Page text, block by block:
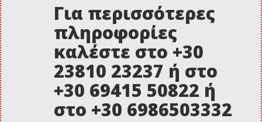
Για περισσότερες
πληροφορίες
καλέστε στο +30
23810 23237 ή στο
+30 69415 50822 ή
στο +30 6986503332